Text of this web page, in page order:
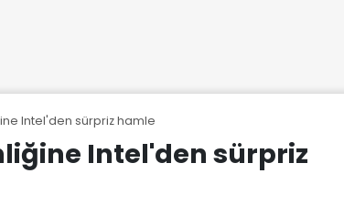
Intel'den sürpriz hamle
Intel'den sürpriz